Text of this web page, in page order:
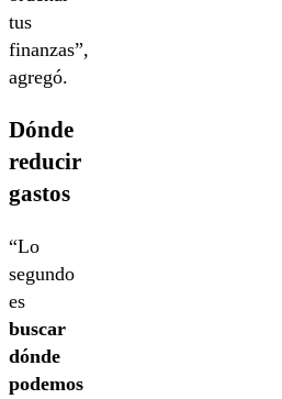
tus
finanzas”,
agregó.
Dónde
reducir
gastos
“Lo
segundo
es
buscar
dónde
podemos